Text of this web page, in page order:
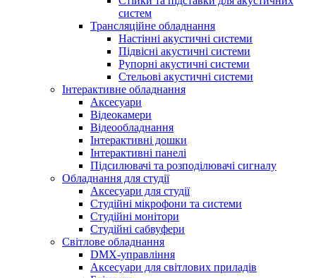
систем
Трансляційне обладнання
Настінні акустичні системи
Підвісні акустичні системи
Рупорні акустичні системи
Стельові акустичні системи
Інтерактивне обладнання
Аксесуари
Відеокамери
Відеообладнання
Інтерактивні дошки
Інтерактивні панелі
Підсилювачі та розподілювачі сигналу
Обладнання для студії
Аксесуари для студії
Студійні мікрофони та системи
Студійні монітори
Студійні сабвуфери
Світлове обладнання
DMX-управління
Аксесуари для світлових приладів